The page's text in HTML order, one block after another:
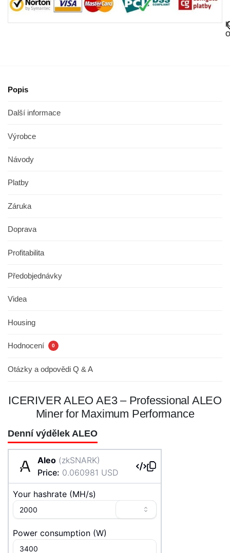
K
Popis
Další informace
Výrobce
Návody
Platby
Záruka
Doprava
Profitabilita
Předobjednávky
Videa
Housing
Hodnocení 0
Otázky a odpovědi Q & A
ICERIVER ALEO AE3 – Professional ALEO
Miner for Maximum Performance
Denní výdělek ALEO